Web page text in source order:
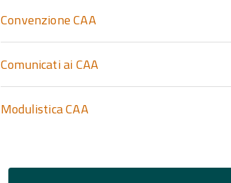
Convenzione CAA
Comunicati ai CAA
Modulistica CAA